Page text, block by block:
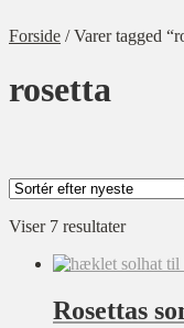
Forside /Varer tagged
rosetta
Kategori
Baby
Børn
Viser 7 resultaterSorteret
seneste
Rosettas